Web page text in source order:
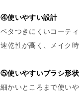
④使いやすい設計
ベタつきにくいコーテ
速乾性が高く、メイク
⑤使いやすいブラシ形状
細かいところまで使い